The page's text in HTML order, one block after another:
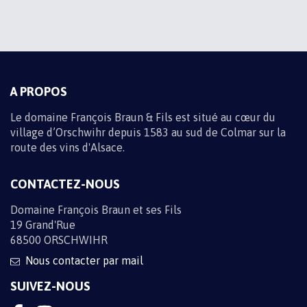
A PROPOS
Le domaine François Braun & Fils est situé au cœur du
village d’Orschwihr depuis 1583 au sud de Colmar sur la
route des vins d'Alsace.
CONTACTEZ-NOUS
Domaine François Braun et ses Fils
19 Grand'Rue
68500 ORSCHWIHR
Nous contacter par mail
SUIVEZ-NOUS